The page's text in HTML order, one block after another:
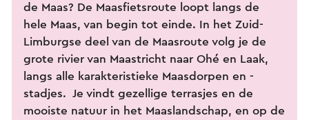
de Maas? De Maasfietsroute loopt langs de
hele Maas, van begin tot einde. In het Zuid-
Limburgse deel van de Maasroute volg je de
grote rivier van Maastricht naar Ohé en Laak,
langs alle karakteristieke Maasdorpen en -
stadjes. Je vindt gezellige terrasjes en de
mooiste natuur in het Maaslandschap, en op de